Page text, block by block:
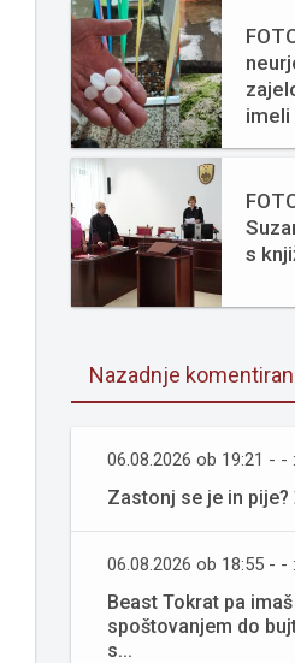
imeli
s
Nazadnje
06.08.2026 ob 19:21 - - :
Zastonj se je in
06.08.2026 ob 18:55 - - :
Beast Tokrat pa
spoštovanjem do
s...